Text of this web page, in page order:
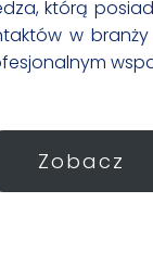
którą
w
Zobacz